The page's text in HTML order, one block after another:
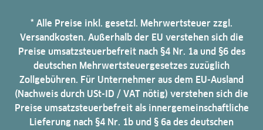
* Alle Preise inkl. gesetzl. Mehrwertsteuer zzgl.
Versandkosten. Außerhalb der EU verstehen sich die
Preise umsatzsteuerbefreit nach §4 Nr. 1a und §6 des
deutschen Mehrwertsteuergesetzes zuzüglich
Zollgebühren. Für Unternehmer aus dem EU-Ausland
(Nachweis durch USt-ID / VAT nötig) verstehen sich die
Preise umsatzsteuerbefreit als innergemeinschaftliche
Lieferung nach §4 Nr. 1b und § 6a des deutschen